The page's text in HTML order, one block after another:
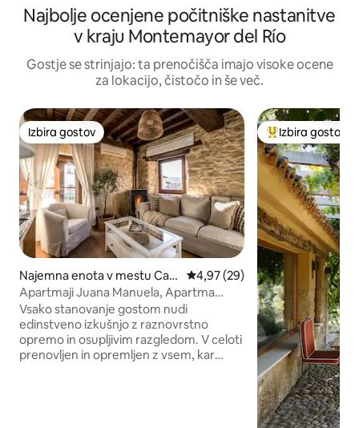
Najbolje ocenjene počitniške nastanitve
v kraju Montemayor del Río
Gostje se strinjajo: ta prenočišča imajo visoke ocene
za lokacijo, čistočo in še več.
Izbira gostov
Izbira gostov
Najemna enota v mestu Can
delario
Povprečna ocena: 4,97 od 5,
4,97 (29)
Apartmaji Juana Manuela, Apartma
Puente ...
Vsako stanovanje gostom nudi
edinstveno izkušnjo z raznovrstno
opremo in osupljivim razgledom. V celoti
prenovljen in opremljen z vsem, kar
Najbolj
Izbira gostov